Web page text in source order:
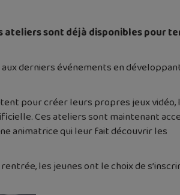
ateliers sont déjà disponibles pour
aux derniers événements en
pour créer leurs propres jeux vidéo,
Ces ateliers sont maintenant
animatrice qui leur fait découvrir les
les jeunes ont le choix de